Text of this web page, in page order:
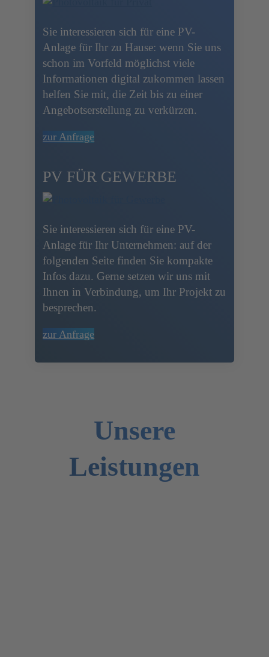
Sie interessieren sich für eine PV-
Anlage für Ihr zu Hause: wenn Sie uns
schon im Vorfeld möglichst viele
Informationen digital zukommen lassen
helfen Sie mit, die Zeit bis zu einer
Angebotserstellung zu verkürzen.
zur Anfrage
PV FÜR GEWERBE
Sie interessieren sich für eine PV-
Anlage für Ihr Unternehmen: auf der
folgenden Seite finden Sie kompakte
Infos dazu. Gerne setzen wir uns mit
Ihnen in Verbindung, um Ihr Projekt zu
besprechen.
zur Anfrage
Unsere
Leistungen